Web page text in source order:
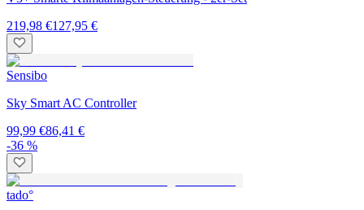
219,98 €127,95 €
Sensibo
Sky Smart AC Controller
99,99 €86,41 €
-36 %
tado°